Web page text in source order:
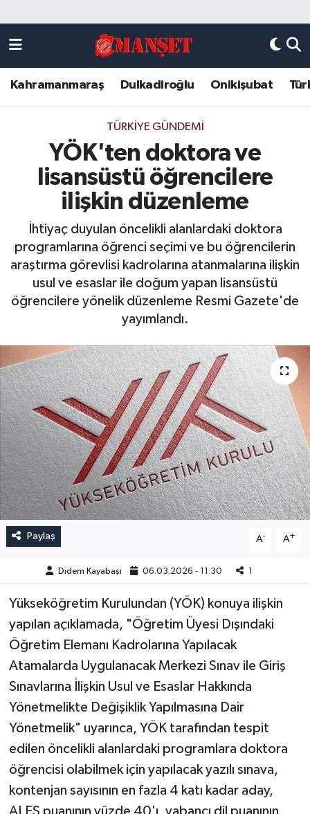
Kahramanmaraş Dulkadiroğlu Onikişubat
TÜRKIYE GÜNDEMI
YÖK'ten doktora ve
lisansüstü öğrencilere
ilişkin düzenleme
İhtiyaç duyulan öncelikli alanlardaki doktora
programlarına öğrenci seçimi ve bu öğrencilerin
araştırma görevlisi kadrolarına atanmalarına ilişkin
usul ve esaslar ile doğum yapan lisansüstü
öğrencilere yönelik düzenleme Resmi Gazete'de
yayımlandı.
Paylaş A- A+
Didem Kayabaşı 06.03.2026 - 11:30 1
Yükseköğretim Kurulundan (YÖK) konuya ilişkin
yapılan açıklamada, "Öğretim Üyesi Dışındaki
Öğretim Elemanı Kadrolarına Yapılacak
Atamalarda Uygulanacak Merkezi Sınav ile Giriş
Sınavlarına İlişkin Usul ve Esaslar Hakkında
Yönetmelikte Değişiklik Yapılmasına Dair
Yönetmelik" uyarınca, YÖK tarafından tespit
edilen öncelikli alanlardaki programlara doktora
öğrencisi olabilmek için yapılacak yazılı sınava,
kontenjan sayısının en fazla 4 katı kadar aday,
DULKADİROĞLU
KAHRAMANMARAŞ
ONİKİŞUBAT
ÖZEL HABER
Künye
Kahramanmaraş Nöbetçi Eczaneler
Kahramanmaraş Hava Durumu
Kahramanmaraş Trafik Yoğunluk Haritası
Süper Lig Puan Durumu ve Fikstür
Tüm Manşetler
Son Dakika Haberleri
Haber Arşivi